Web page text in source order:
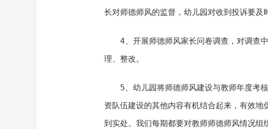
长对师德师风的监督，幼儿园对收到投诉要及
4、开展师德师风家长问卷调查，对调查
理、整改。
5、幼儿园将师德师风建设与教师年度考
资队伍建设的其他内容有机结合起来，有效地
到实处。我们每期都要对教师师德师风情况组